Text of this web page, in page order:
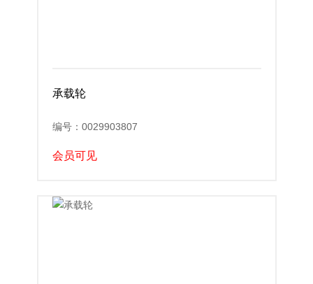
承载轮
编号：0029903807
会员可见